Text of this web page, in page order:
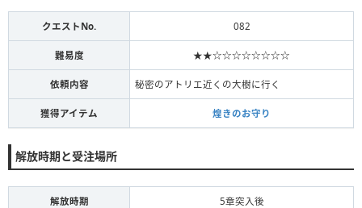
クエストNo. 082
難易度 ★★☆☆☆☆☆☆☆☆
依頼内容 秘密のアトリエ近くの大樹に行く
獲得アイテム 煌きのお守り
解放時期と受注場所
解放時期 5章突入後